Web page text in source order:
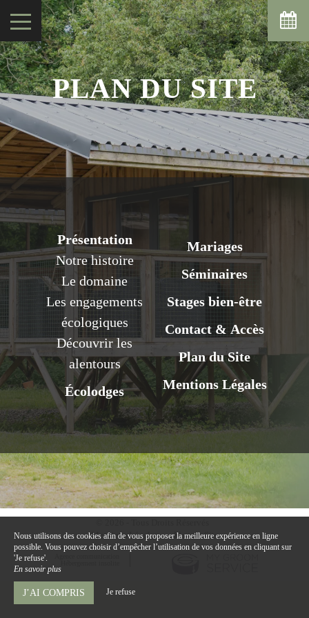
PLAN DU SITE
Présentation
Notre histoire
Le domaine
Les engagements
écologiques
Découvrir les
alentours
Écolodges
Mariages
Séminaires
Stages bien-être
Contact & Accès
Plan du Site
Mentions Légales
Mentions Légales
Plan du Site
Nous utilisons des cookies afin de vous proposer la meilleure expérience en ligne
possible. Vous pouvez choisir d’empêcher l’utilisation de vos données en cliquant sur
'Je refuse'.
En savoir plus
J’AI COMPRIS Je refuse